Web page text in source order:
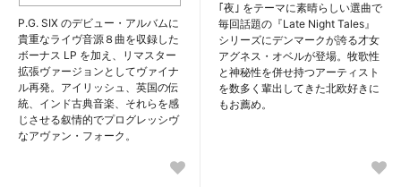
P.G. SIX のデビュー・アルバムに
貴重なライヴ音源８曲を収録した
ボーナス LP を加え、リマスター
拡張ヴァージョンとしてヴァイナ
ル再発。アイリッシュ、英国の伝
統、インド古典音楽、それらを感
じさせる叙情的でプログレッシヴ
なアヴァン・フォーク。
｢夜｣ をテーマに素晴らしい選曲で
毎回話題の『Late Night Tales』
シリーズにデンマークが誇る才女
アグネス・オベルが登場。牧歌性
と神秘性を併せ持つアーティスト
を数多く輩出してきた北欧好きに
もお薦め。